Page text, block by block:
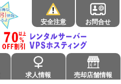
安全注意 お問合せ
求人情報 売却店舗情報